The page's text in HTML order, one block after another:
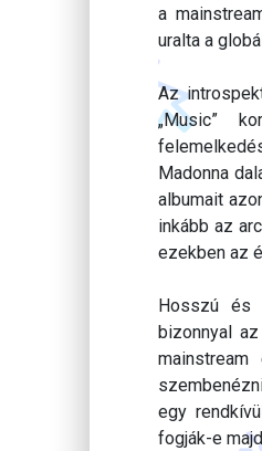
a
uralta a
Az
„Music”
Madonna
albumait
inkább az
ezekben az
Hosszú és
bizonnyal
egy
fogják-e